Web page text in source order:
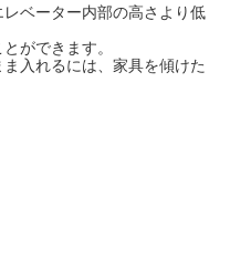
ベーター内部の高さより低
ができます。
入れるには、家具を傾けた